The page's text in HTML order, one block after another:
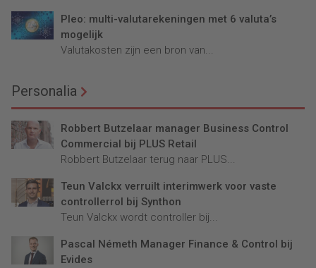
Pleo: multi-valutarekeningen met 6 valuta’s
mogelijk
Valutakosten zijn een bron van...
Personalia
Robbert Butzelaar manager Business Control
Commercial bij PLUS Retail
Robbert Butzelaar terug naar PLUS...
Teun Valckx verruilt interimwerk voor vaste
controllerrol bij Synthon
Teun Valckx wordt controller bij...
Pascal Németh Manager Finance & Control bij
Evides